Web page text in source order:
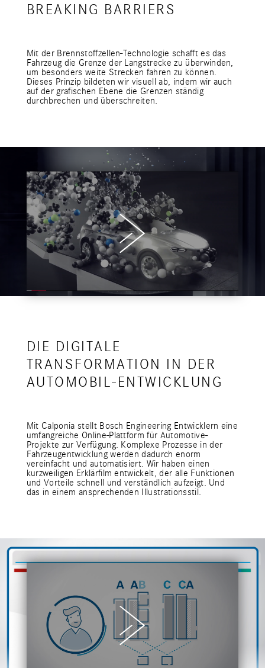
BREAKING BARRIERS
Mit der Brennstoffzellen-Technologie schafft es das
Fahrzeug die Grenze der Langstrecke zu überwinden,
um besonders weite Strecken fahren zu können.
Dieses Prinzip bildeten wir visuell ab, indem wir auch
auf der grafischen Ebene die Grenzen ständig
durchbrechen und überschreiten.
DIE DIGITALE
TRANSFORMATION IN DER
AUTOMOBIL-ENTWICKLUNG
Mit Calponia stellt Bosch Engineering Entwicklern eine
umfangreiche Online-Plattform für Automotive-
Projekte zur Verfügung. Komplexe Prozesse in der
Fahrzeugentwicklung werden dadurch enorm
vereinfacht und automatisiert. Wir haben einen
kurzweiligen Erklärfilm entwickelt, der alle Funktionen
und Vorteile schnell und verständlich aufzeigt. Und
das in einem ansprechenden Illustrationsstil.